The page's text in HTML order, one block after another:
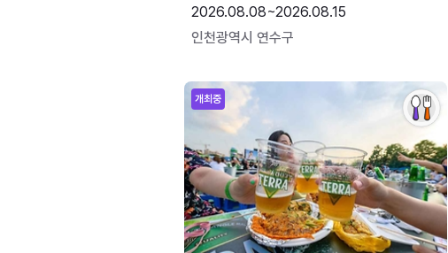
2026.08.08~2026.08.15
인천광역시 연수구
개최중